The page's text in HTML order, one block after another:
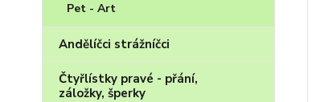
Pet - Art
Andělíčci strážníčci
Čtyřlístky pravé - přání,
záložky, šperky